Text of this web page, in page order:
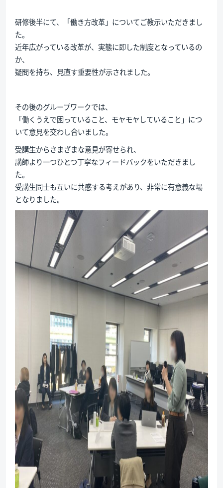
研修後半にて、「働き方改革」についてご教示いただきまし
た。
近年広がっている改革が、実態に即した制度となっているの
か、
疑問を持ち、見直す重要性が示されました。
その後のグループワークでは、
「働くうえで困っていること、モヤモヤしていること」につ
いて意見を交わし合いました。
受講生からさまざまな意見が寄せられ、
講師より一つひとつ丁寧なフィードバックをいただきまし
た。
受講生同士も互いに共感する考えがあり、非常に有意義な場
となりました。